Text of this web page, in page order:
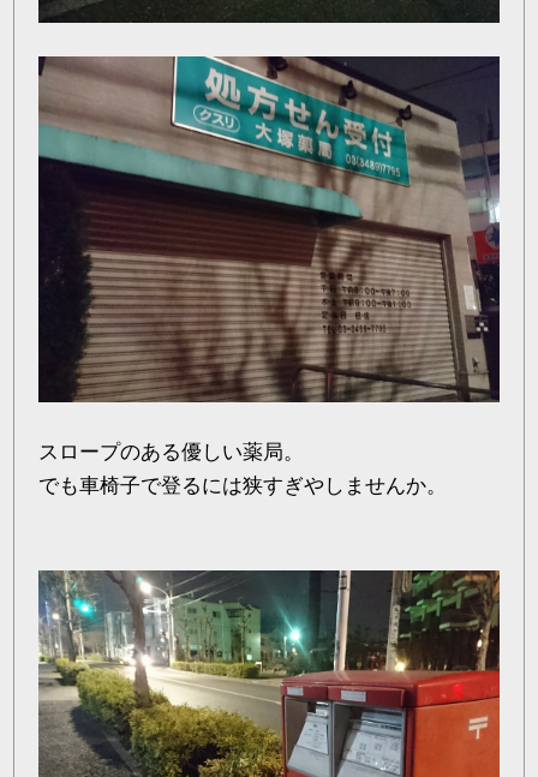
スロープのある優しい薬局。
でも車椅子で登るには狭すぎやしませんか。